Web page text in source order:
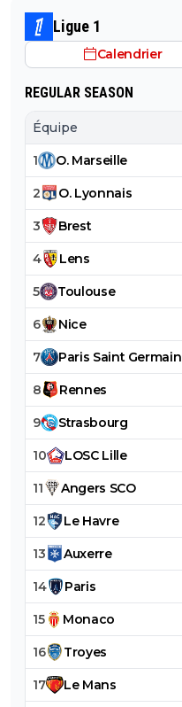
Ligue 1
Calendrier
REGULAR SEASON
Équipe
1 O. Marseille
2 O. Lyonnais
3 Brest
4 Lens
5 Toulouse
6 Nice
7 Paris Saint Germain
8 Rennes
9 Strasbourg
10 LOSC Lille
11 Angers SCO
12 Le Havre
13 Auxerre
14 Paris
15 Monaco
16 Troyes
17 Le Mans